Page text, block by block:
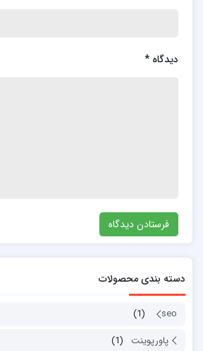
دیدگاه *
دسته بندی محصولات
seo
(1)
پاورپوینت
(1)